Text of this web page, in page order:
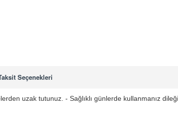
Seçenekleri
uzak tutunuz. - Sağlıklı günlerde kullanmanız